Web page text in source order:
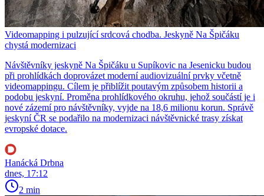
Videomapping i pulzující srdcová chodba. Jeskyně Na Špičáku
chystá modernizaci
Návštěvníky jeskyně Na Špičáku u Supíkovic na Jesenicku budou
při prohlídkách doprovázet moderní audiovizuální prvky včetně
videomappingu. Cílem je přiblížit poutavým způsobem historii a
podobu jeskyní. Proměna prohlídkového okruhu, jehož součástí je i
nové zázemí pro návštěvníky, vyjde na 18,6 milionu korun. Správě
jeskyní ČR se podařilo na modernizaci návštěvnické trasy získat
evropské dotace.
Hanácká Drbna
dnes, 17:12
2 min